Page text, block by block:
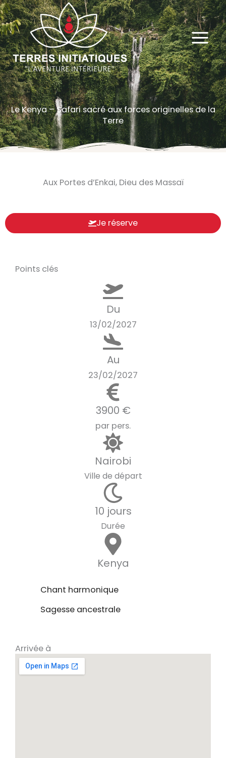
Aller
au
contenu
Le Kenya – Safari sacré aux forces originelles de la
Terre
Aux Portes d’Enkai, Dieu des Massaï
Je réserve
Points clés
Du
13/02/2027
Au
23/02/2027
3900 €
par pers.
Nairobi
Ville de départ
10 jours
Durée
Kenya
Chant harmonique
Sagesse ancestrale
Arrivée à